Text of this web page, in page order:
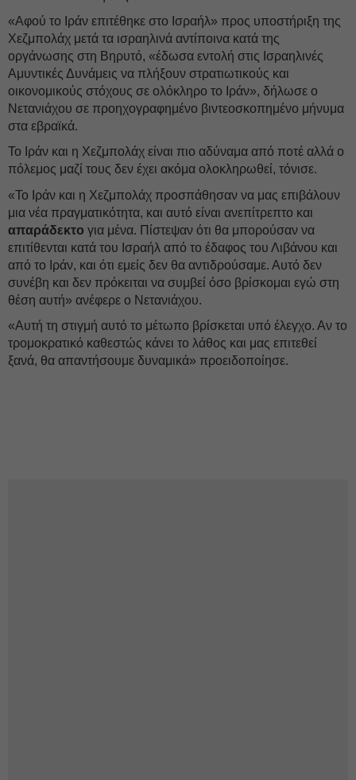
«Αφού το Ιράν επιτέθηκε στο Ισραήλ» προς υποστήριξη της
Χεζμπολάχ μετά τα ισραηλινά αντίποινα κατά της
οργάνωσης στη Βηρυτό, «έδωσα εντολή στις Ισραηλινές
Αμυντικές Δυνάμεις να πλήξουν στρατιωτικούς και
οικονομικούς στόχους σε ολόκληρο το Ιράν», δήλωσε ο
Νετανιάχου σε προηχογραφημένο βιντεοσκοπημένο μήνυμα
στα εβραϊκά.
Το Ιράν και η Χεζμπολάχ είναι πιο αδύναμα από ποτέ αλλά ο
πόλεμος μαζί τους δεν έχει ακόμα ολοκληρωθεί, τόνισε.
«Το Ιράν και η Χεζμπολάχ προσπάθησαν να μας επιβάλουν
μια νέα πραγματικότητα, και αυτό είναι ανεπίτρεπτο και
απαράδεκτο για μένα. Πίστεψαν ότι θα μπορούσαν να
επιτίθενται κατά του Ισραήλ από το έδαφος του Λιβάνου και
από το Ιράν, και ότι εμείς δεν θα αντιδρούσαμε. Αυτό δεν
συνέβη και δεν πρόκειται να συμβεί όσο βρίσκομαι εγώ στη
θέση αυτή» ανέφερε ο Νετανιάχου.
«Αυτή τη στιγμή αυτό το μέτωπο βρίσκεται υπό έλεγχο. Αν το
τρομοκρατικό καθεστώς κάνει το λάθος και μας επιτεθεί
ξανά, θα απαντήσουμε δυναμικά» προειδοποίησε.